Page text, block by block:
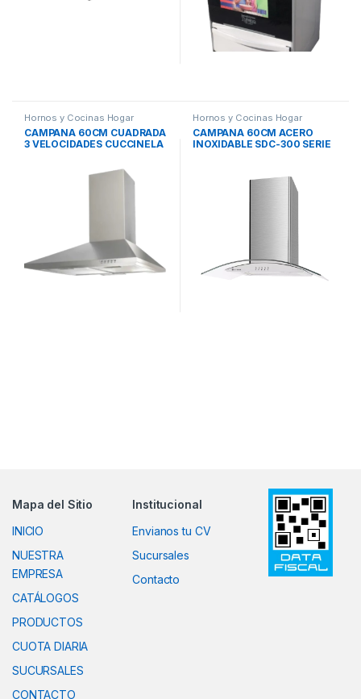
Hornos y Cocinas Hogar
CAMPANA 60CM CUADRADA
3 VELOCIDADES CUCCINELA
Hornos y Cocinas Hogar
CAMPANA 60CM ACERO
INOXIDABLE SDC-300 SERIE
Mapa del Sitio
INICIO
NUESTRA
EMPRESA
CATÁLOGOS
PRODUCTOS
CUOTA DIARIA
SUCURSALES
CONTACTO
Institucional
Envianos tu CV
Sucursales
Contacto